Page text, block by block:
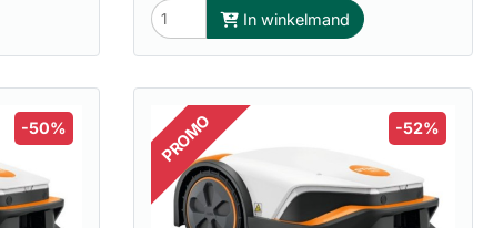
In winkelmand
-50% PROMO -52%